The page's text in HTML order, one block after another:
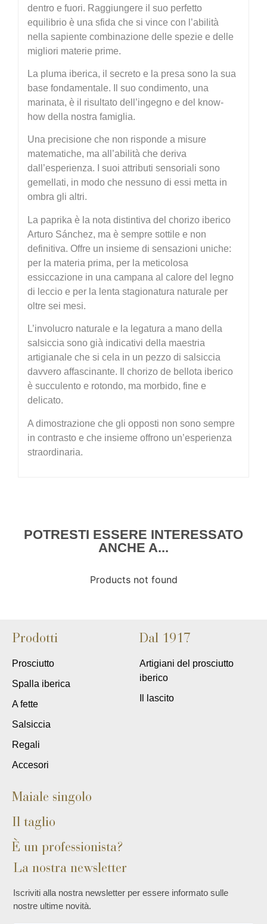
dentro e fuori. Raggiungere il suo perfetto
equilibrio è una sfida che si vince con l’abilità
nella sapiente combinazione delle spezie e delle
migliori materie prime.
La pluma iberica, il secreto e la presa sono la sua
base fondamentale. Il suo condimento, una
marinata, è il risultato dell’ingegno e del know-
how della nostra famiglia.
Una precisione che non risponde a misure
matematiche, ma all’abilità che deriva
dall’esperienza. I suoi attributi sensoriali sono
gemellati, in modo che nessuno di essi metta in
ombra gli altri.
La paprika è la nota distintiva del chorizo iberico
Arturo Sánchez, ma è sempre sottile e non
definitiva. Offre un insieme di sensazioni uniche:
per la materia prima, per la meticolosa
essiccazione in una campana al calore del legno
di leccio e per la lenta stagionatura naturale per
oltre sei mesi.
L’involucro naturale e la legatura a mano della
salsiccia sono già indicativi della maestria
artigianale che si cela in un pezzo di salsiccia
davvero affascinante. Il chorizo de bellota iberico
è succulento e rotondo, ma morbido, fine e
delicato.
A dimostrazione che gli opposti non sono sempre
in contrasto e che insieme offrono un’esperienza
straordinaria.
POTRESTI ESSERE INTERESSATO
ANCHE A...
Products not found
Prodotti
Prosciutto
Spalla iberica
A fette
Salsiccia
Regali
Accesori
Dal 1917
Artigiani del prosciutto
iberico
Il lascito
Maiale singolo
Il taglio
È un professionista?
La nostra newsletter
Iscriviti alla nostra newsletter per essere informato sulle
nostre ultime novità.